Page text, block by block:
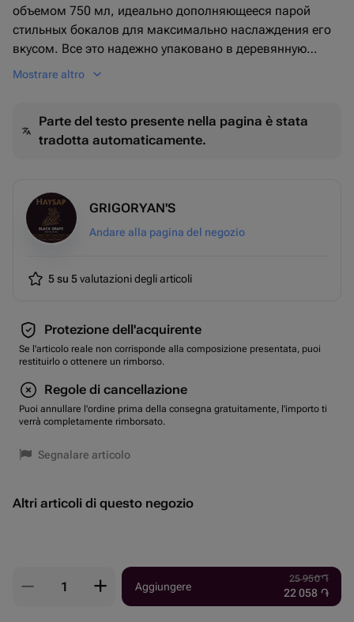
объемом 750 мл, идеально дополняющееся парой
стильных бокалов для максимально наслаждения его
вкусом. Все это надежно упаковано в деревянную
коробку, которая обеспечит безопасность контента и
Mostrare altro
Parte del testo presente nella pagina è stata
tradotta automaticamente.
GRIGORYAN'S
Andare alla pagina del negozio
5 su 5valutazioni degli articoli
Protezione dell'acquirente
Se l'articolo reale non corrisponde alla composizione presentata, puoi
restituirlo o ottenere un rimborso.
Regole di cancellazione
Puoi annullare l'ordine prima della consegna gratuitamente, l'importo ti
verrà completamente rimborsato.
Segnalare articolo
Altri articoli di questo negozio
Aggiungere
25 950֏
22 058 ֏